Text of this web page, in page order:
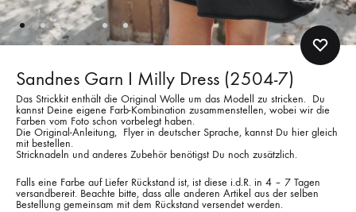
Sandnes Garn I Milly Dress (2504-7)
Das Strickkit enthält die Original Wolle um das Modell zu stricken. Du
kannst Deine eigene Farb-Kombination zusammenstellen, wobei wir die
Farben vom Foto schon vorbelegt haben.
Die Original-Anleitung, Flyer in deutscher Sprache, kannst Du hier gleich
mit bestellen.
Stricknadeln und anderes Zubehör benötigst Du noch zusätzlich.
Falls eine Farbe auf Liefer Rückstand ist, ist diese i.d.R. in 4 – 7 Tagen
versandbereit. Beachte bitte, dass alle anderen Artikel aus der selben
Bestellung gemeinsam mit dem Rückstand versendet werden.